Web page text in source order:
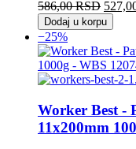
586,00RSD
cena
je
bila:
Dodaj u korpu
−25%
Worker Best -
11x200mm